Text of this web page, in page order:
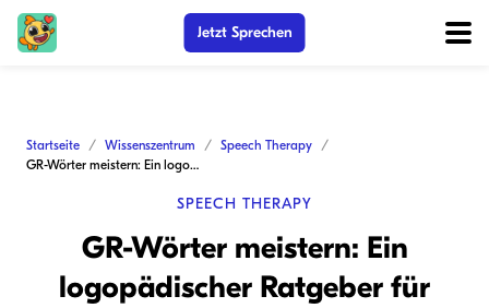
Jetzt Sprechen
Startseite Wissenszentrum
Speech Therapy
GR-Wörter meistern: Ein logopädischer Ratgeber für Familien
SPEECH THERAPY
GR-Wörter meistern: Ein
logopädischer Ratgeber für